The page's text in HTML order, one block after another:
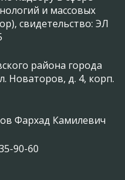
и массовых
свидетельство: ЭЛ
района города
Новаторов, д. 4, корп.
Фархад Камилевич
90-60